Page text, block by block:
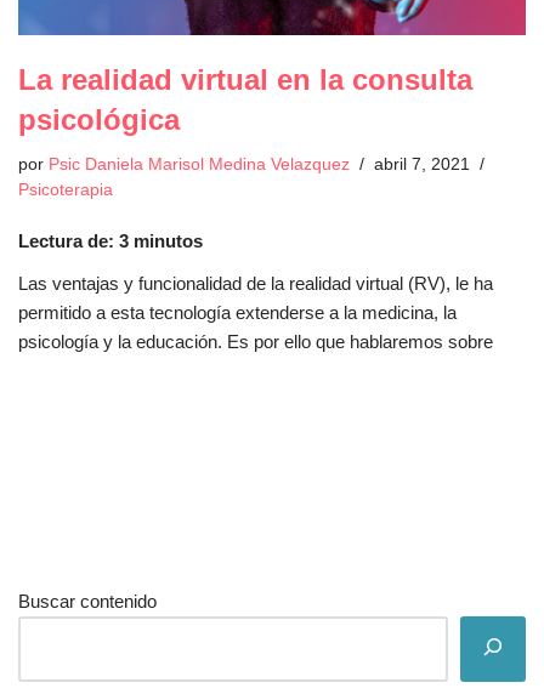
La realidad virtual en la consulta
psicológica
por Psic Daniela Marisol Medina Velazquez
abril 7, 2021
Psicoterapia
Lectura de: 3 minutos
Las ventajas y funcionalidad de la realidad virtual (RV), le ha
permitido a esta tecnología extenderse a la medicina, la
psicología y la educación. Es por ello que hablaremos sobre
Buscar contenido